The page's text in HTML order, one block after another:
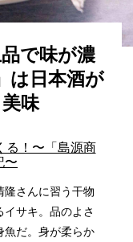
で味が濃
は日本酒が
味
る！〜「島源商
〜
隆さんに習う干物
サキ。品のよさ
魚だ。身が柔らか